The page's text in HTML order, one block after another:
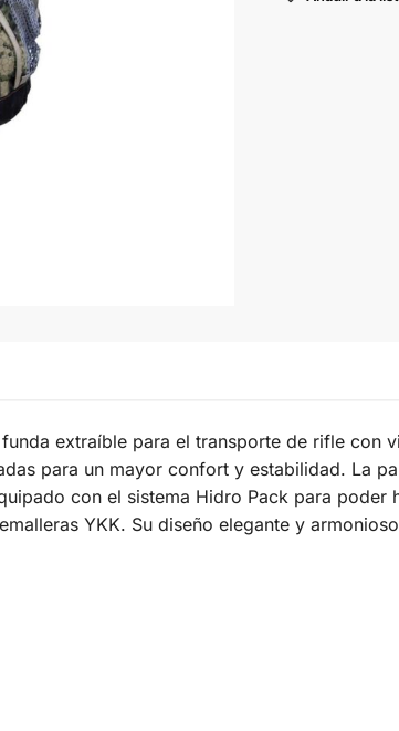
extraíble para el transporte de rifle con
para un mayor confort y estabilidad. La
con el sistema Hidro Pack para poder
YKK. Su diseño elegante y